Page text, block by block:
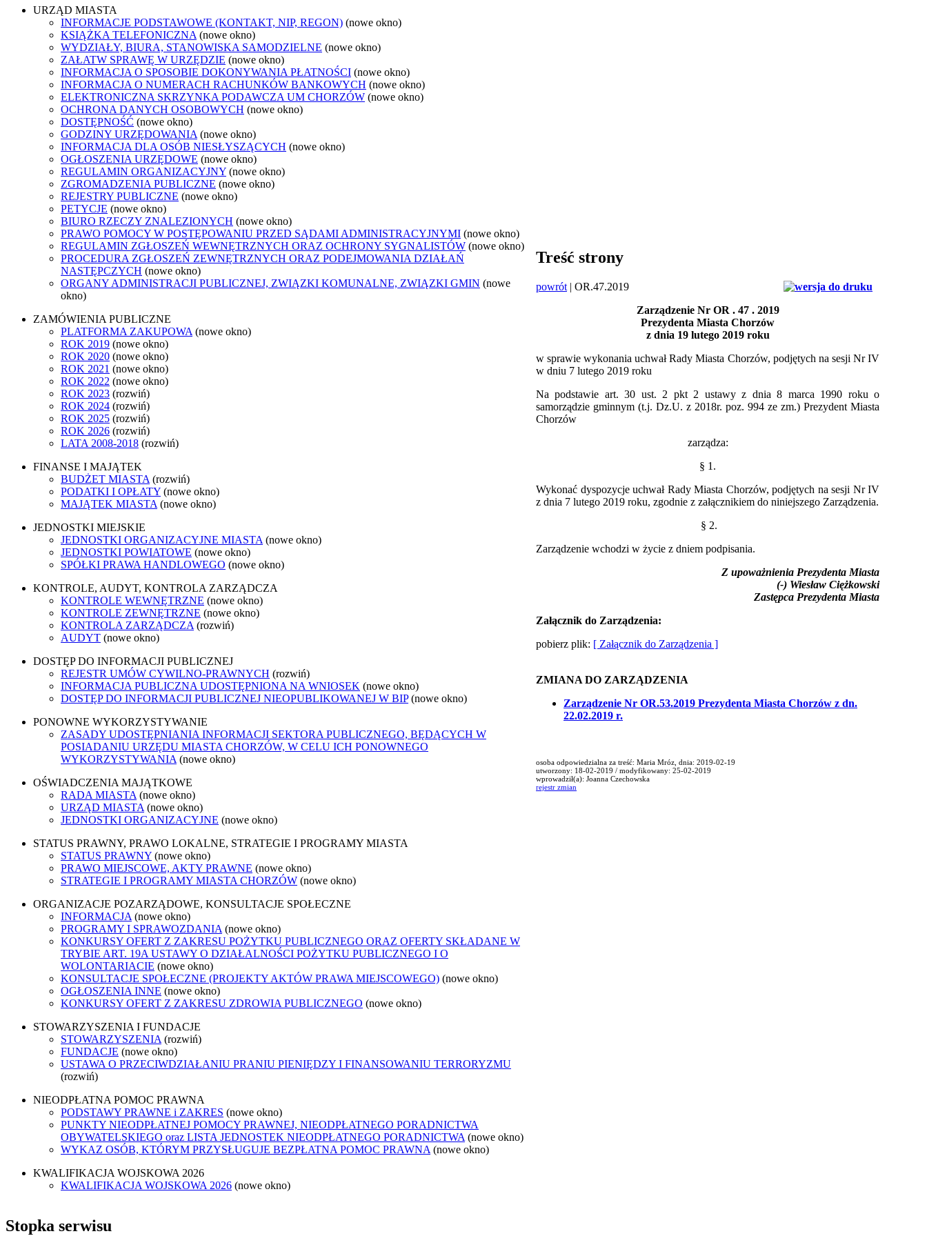
URZĄD MIASTA
INFORMACJE PODSTAWOWE (KONTAKT, NIP, REGON) (nowe okno)
KSIĄŻKA TELEFONICZNA (nowe okno)
WYDZIAŁY, BIURA, STANOWISKA SAMODZIELNE (nowe okno)
ZAŁATW SPRAWĘ W URZĘDZIE (nowe okno)
INFORMACJA O SPOSOBIE DOKONYWANIA PŁATNOŚCI (nowe okno)
INFORMACJA O NUMERACH RACHUNKÓW BANKOWYCH (nowe okno)
ELEKTRONICZNA SKRZYNKA PODAWCZA UM CHORZÓW (nowe okno)
OCHRONA DANYCH OSOBOWYCH (nowe okno)
DOSTĘPNOŚĆ (nowe okno)
GODZINY URZĘDOWANIA (nowe okno)
INFORMACJA DLA OSÓB NIESŁYSZĄCYCH (nowe okno)
OGŁOSZENIA URZĘDOWE (nowe okno)
REGULAMIN ORGANIZACYJNY (nowe okno)
ZGROMADZENIA PUBLICZNE (nowe okno)
REJESTRY PUBLICZNE (nowe okno)
PETYCJE (nowe okno)
BIURO RZECZY ZNALEZIONYCH (nowe okno)
PRAWO POMOCY W POSTĘPOWANIU PRZED SĄDAMI ADMINISTRACYJNYMI (nowe okno)
REGULAMIN ZGŁOSZEŃ WEWNĘTRZNYCH ORAZ OCHRONY SYGNALISTÓW (nowe okno)
PROCEDURA ZGŁOSZEŃ ZEWNĘTRZNYCH ORAZ PODEJMOWANIA DZIAŁAŃ
NASTĘPCZYCH (nowe okno)
ORGANY ADMINISTRACJI PUBLICZNEJ, ZWIĄZKI KOMUNALNE, ZWIĄZKI GMIN (nowe
okno)
ZAMÓWIENIA PUBLICZNE
PLATFORMA ZAKUPOWA (nowe okno)
ROK 2019 (nowe okno)
ROK 2020 (nowe okno)
ROK 2021 (nowe okno)
ROK 2022 (nowe okno)
ROK 2023 (rozwiń)
ROK 2024 (rozwiń)
ROK 2025 (rozwiń)
ROK 2026 (rozwiń)
LATA 2008-2018 (rozwiń)
FINANSE I MAJĄTEK
BUDŻET MIASTA (rozwiń)
PODATKI I OPŁATY (nowe okno)
MAJĄTEK MIASTA (nowe okno)
JEDNOSTKI MIEJSKIE
JEDNOSTKI ORGANIZACYJNE MIASTA (nowe okno)
JEDNOSTKI POWIATOWE (nowe okno)
SPÓŁKI PRAWA HANDLOWEGO (nowe okno)
KONTROLE, AUDYT, KONTROLA ZARZĄDCZA
KONTROLE WEWNĘTRZNE (nowe okno)
KONTROLE ZEWNĘTRZNE (nowe okno)
KONTROLA ZARZĄDCZA (rozwiń)
AUDYT (nowe okno)
DOSTĘP DO INFORMACJI PUBLICZNEJ
REJESTR UMÓW CYWILNO-PRAWNYCH (rozwiń)
INFORMACJA PUBLICZNA UDOSTĘPNIONA NA WNIOSEK (nowe okno)
DOSTĘP DO INFORMACJI PUBLICZNEJ NIEOPUBLIKOWANEJ W BIP (nowe okno)
PONOWNE WYKORZYSTYWANIE
ZASADY UDOSTĘPNIANIA INFORMACJI SEKTORA PUBLICZNEGO, BĘDĄCYCH W
POSIADANIU URZĘDU MIASTA CHORZÓW, W CELU ICH PONOWNEGO
WYKORZYSTYWANIA (nowe okno)
OŚWIADCZENIA MAJĄTKOWE
RADA MIASTA (nowe okno)
URZĄD MIASTA (nowe okno)
JEDNOSTKI ORGANIZACYJNE (nowe okno)
STATUS PRAWNY, PRAWO LOKALNE, STRATEGIE I PROGRAMY MIASTA
STATUS PRAWNY (nowe okno)
PRAWO MIEJSCOWE, AKTY PRAWNE (nowe okno)
STRATEGIE I PROGRAMY MIASTA CHORZÓW (nowe okno)
ORGANIZACJE POZARZĄDOWE, KONSULTACJE SPOŁECZNE
INFORMACJA (nowe okno)
PROGRAMY I SPRAWOZDANIA (nowe okno)
KONKURSY OFERT Z ZAKRESU POŻYTKU PUBLICZNEGO ORAZ OFERTY SKŁADANE W
TRYBIE ART. 19A USTAWY O DZIAŁALNOŚCI POŻYTKU PUBLICZNEGO I O
WOLONTARIACIE (nowe okno)
KONSULTACJE SPOŁECZNE (PROJEKTY AKTÓW PRAWA MIEJSCOWEGO) (nowe okno)
OGŁOSZENIA INNE (nowe okno)
KONKURSY OFERT Z ZAKRESU ZDROWIA PUBLICZNEGO (nowe okno)
STOWARZYSZENIA I FUNDACJE
STOWARZYSZENIA (rozwiń)
FUNDACJE (nowe okno)
USTAWA O PRZECIWDZIAŁANIU PRANIU PIENIĘDZY I FINANSOWANIU TERRORYZMU
(rozwiń)
NIEODPŁATNA POMOC PRAWNA
PODSTAWY PRAWNE i ZAKRES (nowe okno)
PUNKTY NIEODPŁATNEJ POMOCY PRAWNEJ, NIEODPŁATNEGO PORADNICTWA
OBYWATELSKIEGO oraz LISTA JEDNOSTEK NIEODPŁATNEGO PORADNICTWA (nowe okno)
WYKAZ OSÓB, KTÓRYM PRZYSŁUGUJE BEZPŁATNA POMOC PRAWNA (nowe okno)
KWALIFIKACJA WOJSKOWA 2026
KWALIFIKACJA WOJSKOWA 2026 (nowe okno)
Treść strony
powrót | OR.47.2019
Zarządzenie Nr OR . 47 . 2019
Prezydenta Miasta Chorzów
z dnia 19 lutego 2019 roku
w sprawie wykonania uchwał Rady Miasta Chorzów, podjętych na sesji Nr IV
w dniu 7 lutego 2019 roku
Na podstawie art. 30 ust. 2 pkt 2 ustawy z dnia 8 marca 1990 roku o
samorządzie gminnym (t.j. Dz.U. z 2018r. poz. 994 ze zm.) Prezydent Miasta
Chorzów
zarządza:
§ 1.
Wykonać dyspozycje uchwał Rady Miasta Chorzów, podjętych na sesji Nr IV
z dnia 7 lutego 2019 roku, zgodnie z załącznikiem do niniejszego Zarządzenia.
§ 2.
Zarządzenie wchodzi w życie z dniem podpisania.
Z upoważnienia Prezydenta Miasta
(-) Wiesław Ciężkowski
Zastępca Prezydenta Miasta
Załącznik do Zarządzenia:
pobierz plik: [ Załącznik do Zarządzenia ]
ZMIANA DO ZARZĄDZENIA
Zarządzenie Nr OR.53.2019 Prezydenta Miasta Chorzów z dn.
22.02.2019 r.
osoba odpowiedzialna za treść: Maria Mróz, dnia: 2019-02-19
utworzony: 18-02-2019 / modyfikowany: 25-02-2019
wprowadził(a): Joanna Czechowska
rejestr zmian
Stopka serwisu